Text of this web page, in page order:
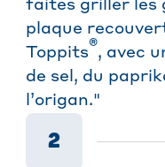
faites griller les
plaque
Toppits®, avec
de sel, du
l’origan."
2